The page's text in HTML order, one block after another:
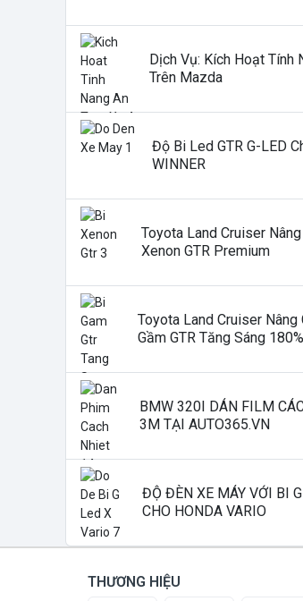
Dịch Vụ: Kích Hoạt Tính
Trên Mazda
Độ Bi Led GTR G-LED
WINNER
Toyota Land Cruiser
Xenon GTR Premium
Toyota Land Cruiser Nâng
Gầm GTR Tăng Sáng 180%
BMW 320I DÁN FILM
3M TẠI AUTO365.VN
ĐỘ ĐÈN XE MÁY VỚI BI
CHO HONDA VARIO
THƯƠNG HIỆU